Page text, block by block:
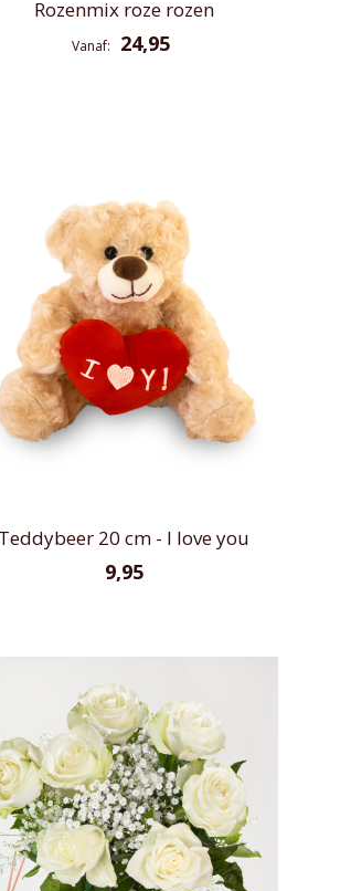
Rozenmix roze rozen
Vanaf 24,95
Teddybeer 20 cm - I love you
9,95